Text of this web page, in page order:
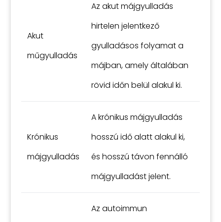
Akut
műgyulladás
Az akut májgyulladás
hirtelen jelentkező
gyulladásos folyamat a
májban, amely általában
rövid időn belül alakul ki.
Krónikus
májgyulladás
A krónikus májgyulladás
hosszú idő alatt alakul ki,
és hosszú távon fennálló
májgyulladást jelent.
Az autoimmun